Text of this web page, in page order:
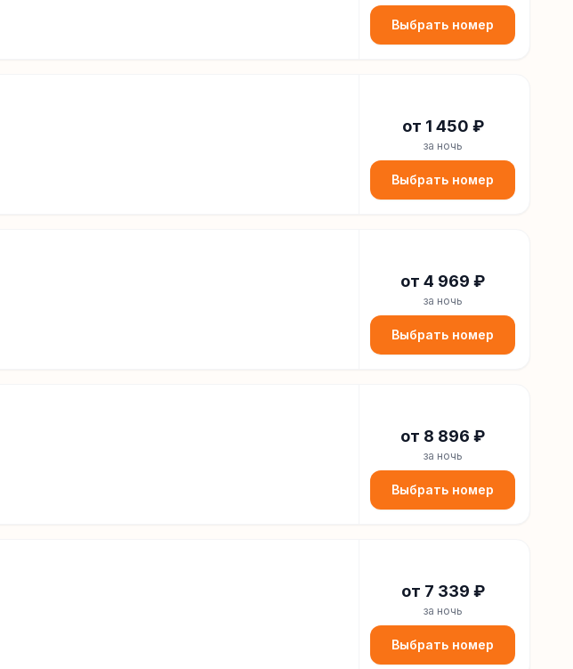
Выбрать номер
от 1 450 ₽
за ночь
Выбрать номер
от 4 969 ₽
за ночь
Выбрать номер
от 8 896 ₽
за ночь
Выбрать номер
от 7 339 ₽
за ночь
Выбрать номер